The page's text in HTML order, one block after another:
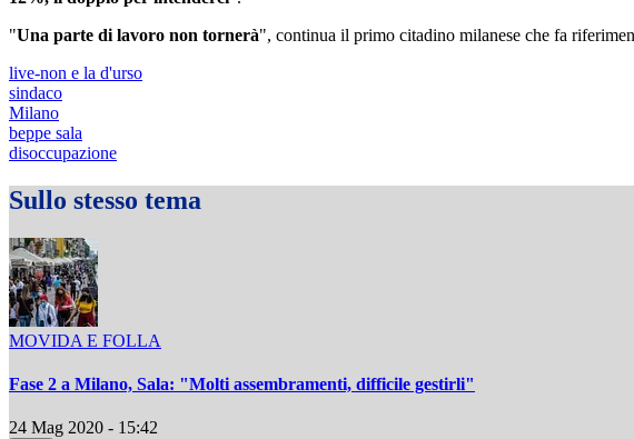
"Una parte di lavoro non tornerà", continua il primo citadino milanese che fa
live-non e la d'urso
sindaco
Milano
beppe sala
disoccupazione
Sullo stesso tema
MOVIDA E FOLLA
Fase 2 a Milano, Sala: "Molti assembramenti, difficile gestirli"
24 Mag 2020 - 15:42